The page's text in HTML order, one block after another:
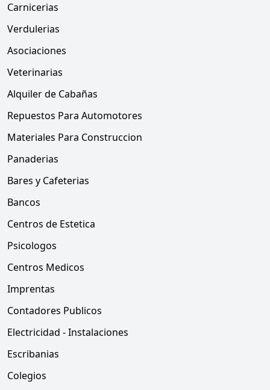
Carnicerias
Verdulerias
Asociaciones
Veterinarias
Alquiler de Cabañas
Repuestos Para Automotores
Materiales Para Construccion
Panaderias
Bares y Cafeterias
Bancos
Centros de Estetica
Psicologos
Centros Medicos
Imprentas
Contadores Publicos
Electricidad - Instalaciones
Escribanias
Colegios